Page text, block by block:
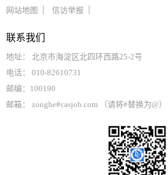
网站地图
信访举报
联系我们
地址： 北京市海淀区北四环西路25-2号
电话： 010-82610731
邮编：100190
邮箱： zonghe#casjob.com （请将#替换为@）